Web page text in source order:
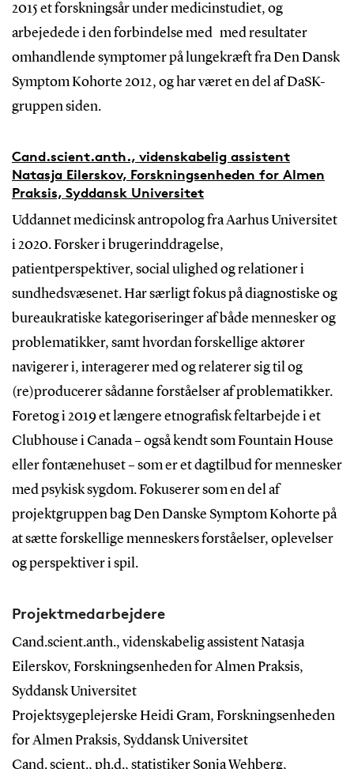
2015 et forskningsår under medicinstudiet, og
arbejedede i den forbindelse med med resultater
omhandlende symptomer på lungekræft fra Den Dansk
Symptom Kohorte 2012, og har været en del af DaSK-
gruppen siden.
Cand.scient.anth., videnskabelig assistent
Natasja Eilerskov, Forskningsenheden for Almen
Praksis, Syddansk Universitet
Uddannet medicinsk antropolog fra Aarhus Universitet
i 2020. Forsker i brugerinddragelse,
patientperspektiver, social ulighed og relationer i
sundhedsvæsenet. Har særligt fokus på diagnostiske og
bureaukratiske kategoriseringer af både mennesker og
problematikker, samt hvordan forskellige aktører
navigerer i, interagerer med og relaterer sig til og
(re)producerer sådanne forståelser af problematikker.
Foretog i 2019 et længere etnografisk feltarbejde i et
Clubhouse i Canada – også kendt som Fountain House
eller fontænehuset – som er et dagtilbud for mennesker
med psykisk sygdom. Fokuserer som en del af
projektgruppen bag Den Danske Symptom Kohorte på
at sætte forskellige menneskers forståelser, oplevelser
og perspektiver i spil.
Projektmedarbejdere
Cand.scient.anth., videnskabelig assistent Natasja
Eilerskov, Forskningsenheden for Almen Praksis,
Syddansk Universitet
Projektsygeplejerske Heidi Gram, Forskningsenheden
for Almen Praksis, Syddansk Universitet
Cand. scient., ph.d., statistiker Sonja Wehberg,